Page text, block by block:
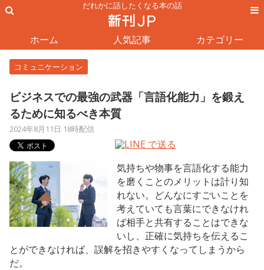
だれかに話したくなる本の話
ホーム 人気記事 カテゴリー
コミュニケーション
ビジネスでの最強の武器「言語化能力」を鍛え
るために知るべき本質
2024年8月11日 18時配信
気持ちや物事を言語化する能力
を磨くことのメリットは計り知
れない。どんなにすごいことを
考えていても言葉にできなけれ
ば相手と共有することはできな
いし、正確に気持ちを伝えるこ
とができなければ、誤解を招きやすくなってしまうから
だ。